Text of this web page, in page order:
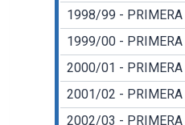
1998/99 - PRIMERA
1999/00 - PRIMERA
2000/01 - PRIMERA
2001/02 - PRIMERA
2002/03 - PRIMERA